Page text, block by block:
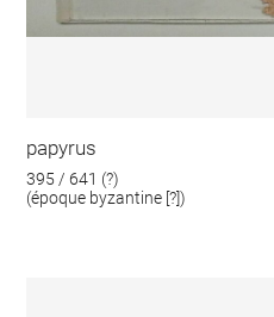
papyrus
395 / 641 (?)
(époque byzantine [?])